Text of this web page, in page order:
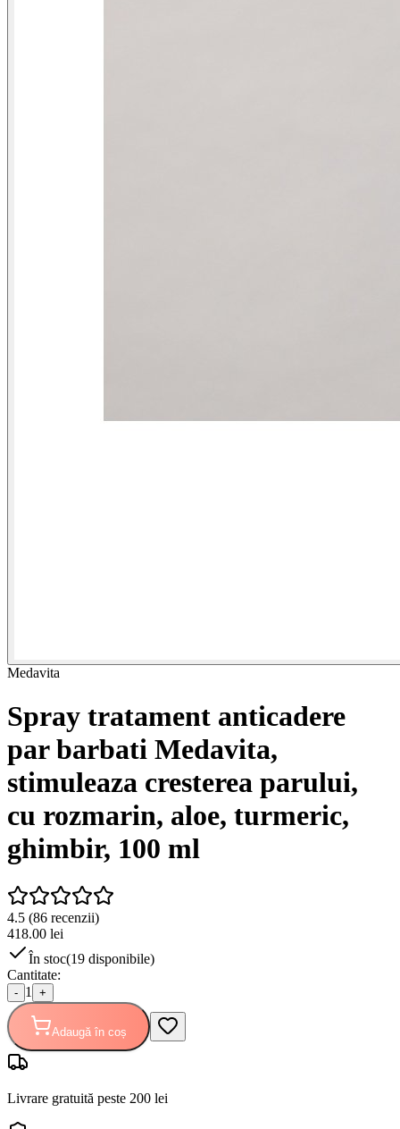
Medavita
Spray tratament anticadere
par barbati Medavita,
stimuleaza cresterea parului,
cu rozmarin, aloe, turmeric,
ghimbir, 100 ml
4.5 (86 recenzii)
418.00 lei
În stoc(19 disponibile)
Cantitate:
- 1 +
Adaugă în coș
Livrare gratuită peste 200 lei